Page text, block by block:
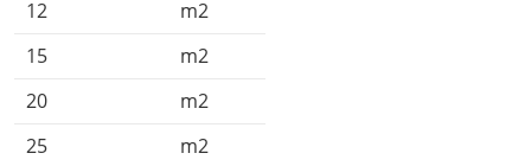
12
m2
15
m2
20
m2
25
m2